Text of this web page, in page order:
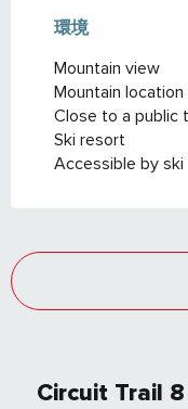
環境
環境
Mountain view
Mountain location
Close to a public
Ski resort
Accessible by ski
Circuit Trail